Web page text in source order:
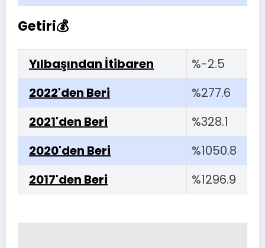
Getiri💰
Yılbaşından İtibaren
%-2.5
2022'den Beri
%277.6
2021'den Beri
%328.1
2020'den Beri
%1050.8
2017'den Beri
%1296.9